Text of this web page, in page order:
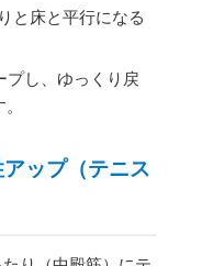
と床と平行になる
プし、ゆっくり戻
ップ（テニス